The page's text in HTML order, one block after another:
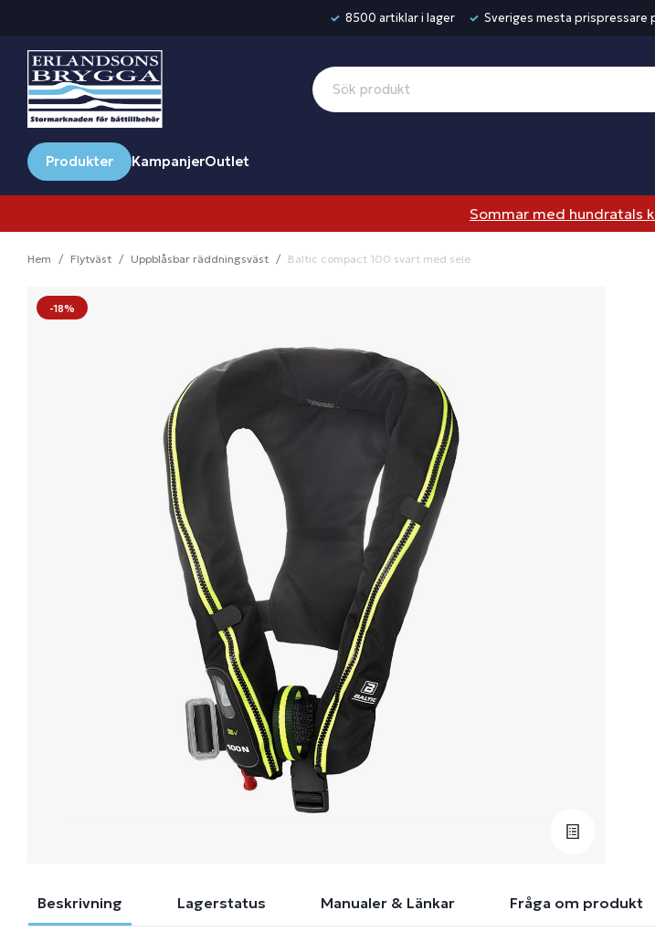
8500 artiklar i lager Sveriges mesta prispressare
Produkter KampanjerOutlet
Sommar med hundratals
Hem Flytväst Uppblåsbar räddningsväst Baltic compact 100 svart med sele
-18%
Beskrivning Lagerstatus Manualer & Länkar Fråga om produkt